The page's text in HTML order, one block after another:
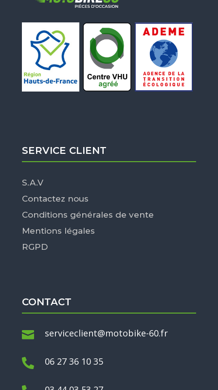
SERVICE CLIENT
S.A.V
Contactez nous
Conditions générales de vente
Mentions légales
RGPD
CONTACT
 serviceclient@motobike-60.fr
 06 27 36 10 35